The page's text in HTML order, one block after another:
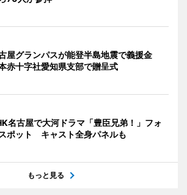
屋グランパスが能登半島地震で義援金
赤十字社愛知県支部で贈呈式
名古屋で大河ドラマ「豊臣兄弟！」フォ
ポット キャスト全身パネルも
もっと見る